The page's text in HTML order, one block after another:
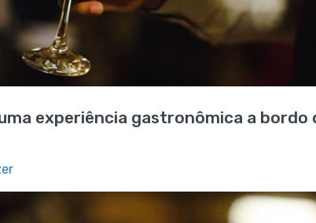
experiência gastronômica a bordo